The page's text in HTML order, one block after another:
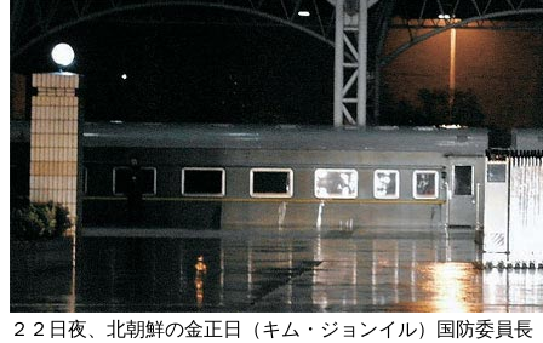
２２日夜、北朝鮮の金正日（キム・ジョンイル）国防委員長